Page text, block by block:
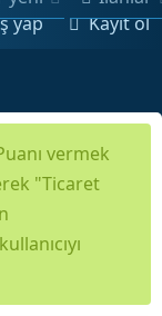
yap Kayıt ol
vermek
"Ticaret